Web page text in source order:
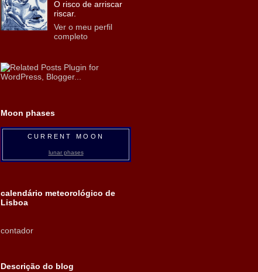
O risco de arriscar
riscar.
Ver o meu perfil
completo
Moon phases
CURRENT MOON
lunar phases
calendário meteorológico de
Lisboa
contador
Descrição do blog